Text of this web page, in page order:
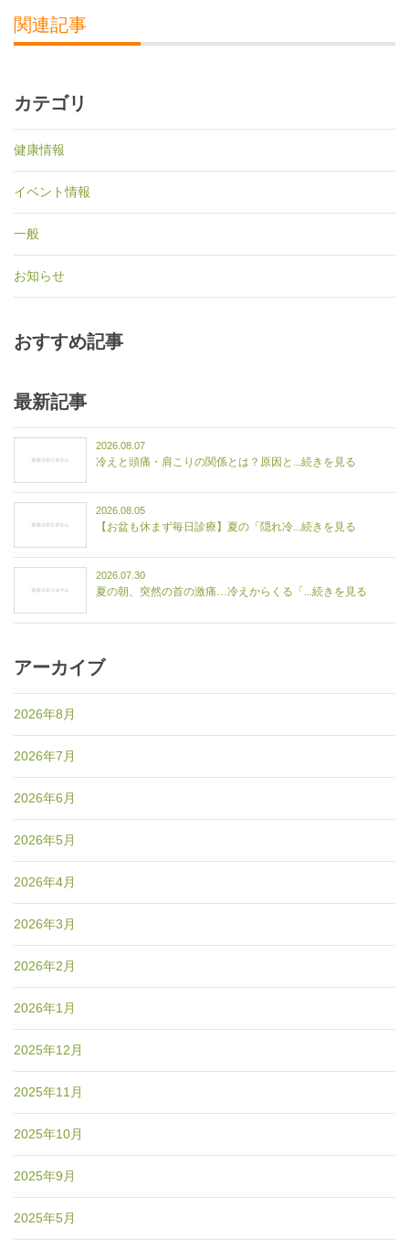
関連記事
カテゴリ
健康情報
イベント情報
一般
お知らせ
おすすめ記事
最新記事
2026.08.07
冷えと頭痛・肩こりの関係とは？原因と...続きを見る
2026.08.05
【お盆も休まず毎日診療】夏の「隠れ冷...続きを見る
2026.07.30
夏の朝、突然の首の激痛…冷えからくる「...続きを見る
アーカイブ
2026年8月
2026年7月
2026年6月
2026年5月
2026年4月
2026年3月
2026年2月
2026年1月
2025年12月
2025年11月
2025年10月
2025年9月
2025年5月